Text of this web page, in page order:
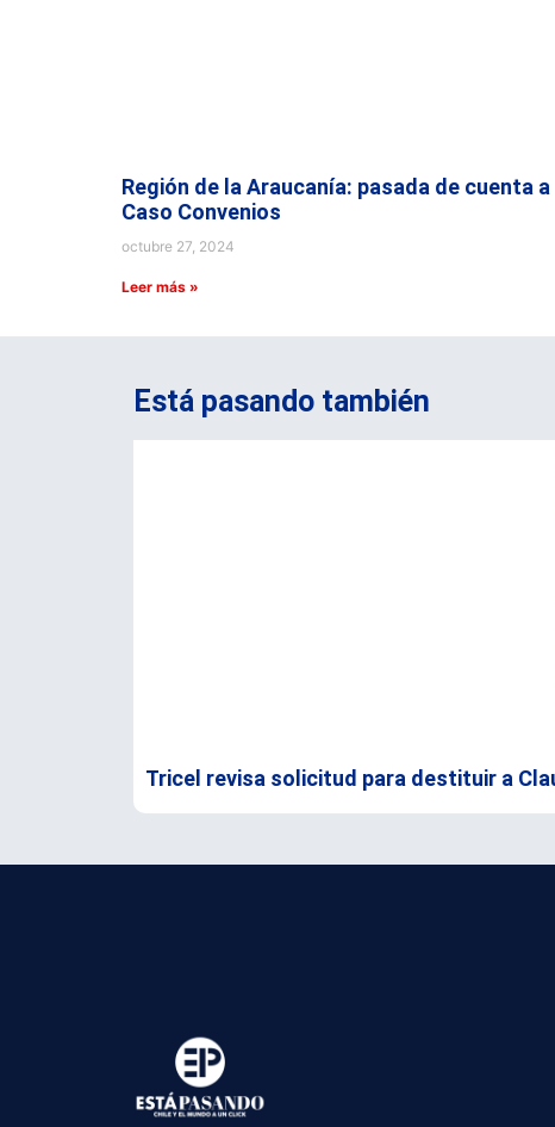
Región de la Araucanía: pasada de cuenta a
Caso Convenios
octubre 27, 2024
Leer más »
Está pasando también
Tricel revisa solicitud para destituir a